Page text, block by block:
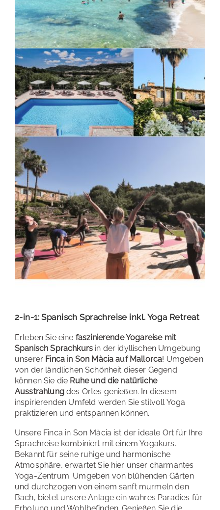
2-in-1: Spanisch Sprachreise inkl. Yoga Retreat
Erleben Sie eine faszinierende Yogareise mit
Spanisch Sprachkurs in der idyllischen Umgebung
unserer Finca in Son Màcia auf Mallorca! Umgeben
von der ländlichen Schönheit dieser Gegend
können Sie die Ruhe und die natürliche
Ausstrahlungdes Ortes genießen. In diesem
inspirierenden Umfeld werden Sie stilvoll Yoga
praktizieren und entspannen können.
Unsere Finca in Son Màcia ist der ideale Ort für Ihre
Sprachreise kombiniert mit einem Yogakurs.
Bekannt für seine ruhige und harmonische
Atmosphäre, erwartet Sie hier unser charmantes
Yoga-Zentrum. Umgeben von blühenden Gärten
und durchzogen von einem sanft murmeln den
Bach, bietet unsere Anlage ein wahres Paradies für